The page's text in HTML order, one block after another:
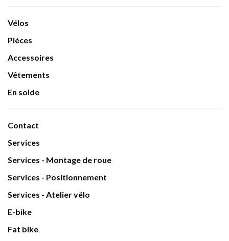
Vélos
Pièces
Accessoires
Vêtements
En solde
Contact
Services
Services - Montage de roue
Services - Positionnement
Services - Atelier vélo
E-bike
Fat bike